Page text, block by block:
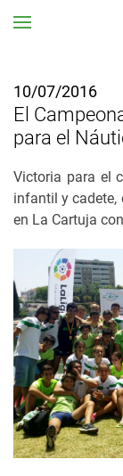
10/07/2016
El
para el
Victoria para el
infantil y cadete,
en La Cartuja